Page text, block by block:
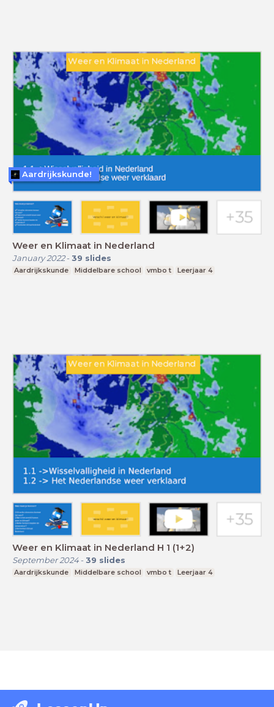
Weer en Klimaat in Nederland
January 2022- 39 slides
Aardrijkskunde Middelbare school vmbo t Leerjaar 4
Aardrijkskunde!
Weer en Klimaat in Nederland H 1 (1+2)
September 2024- 39 slides
Aardrijkskunde Middelbare school vmbo t Leerjaar 4